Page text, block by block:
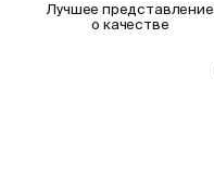
Лучшее представление
о качестве